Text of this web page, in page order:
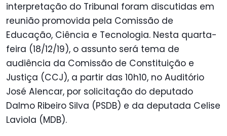
interpretação do Tribunal foram discutidas em
reunião promovida pela Comissão de
Educação, Ciência e Tecnologia. Nesta quarta-
feira (18/12/19), o assunto será tema de
audiência da Comissão de Constituição e
Justiça (CCJ), a partir das 10h10, no Auditório
José Alencar, por solicitação do deputado
Dalmo Ribeiro Silva (PSDB) e da deputada Celise
Laviola (MDB).